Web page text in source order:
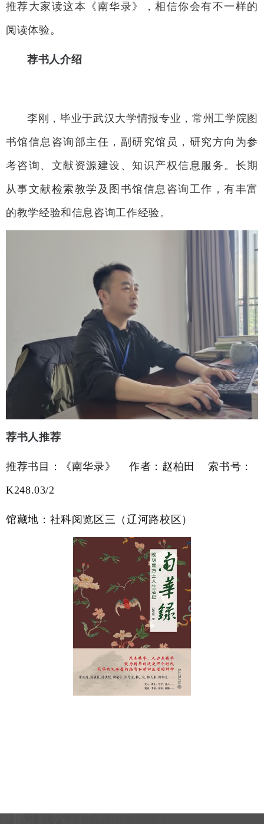
推荐大家读这本《南华录》，相信你会有不一样的
阅读体验。
荐书人介绍
李刚，毕业于武汉大学情报专业，常州工学院图
书馆信息咨询部主任，副研究馆员，研究方向为参
考咨询、文献资源建设、知识产权信息服务。长期
从事文献检索教学及图书馆信息咨询工作，有丰富
的教学经验和信息咨询工作经验。
荐书人推荐
推荐书目：《南华录》 作者：赵柏田索书号：
K248.03/2
馆藏地： 社科阅览区三（辽河路校区）